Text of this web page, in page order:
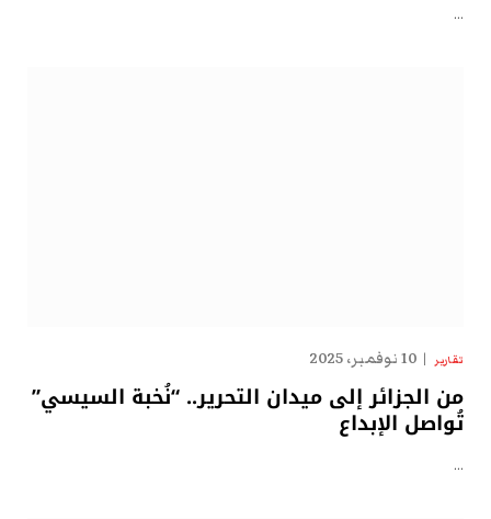
…
تقارير 10 نوفمبر، 2025
من الجزائر إلى ميدان التحرير.. “نُخبة السيسي”
تُواصل الإبداع
…